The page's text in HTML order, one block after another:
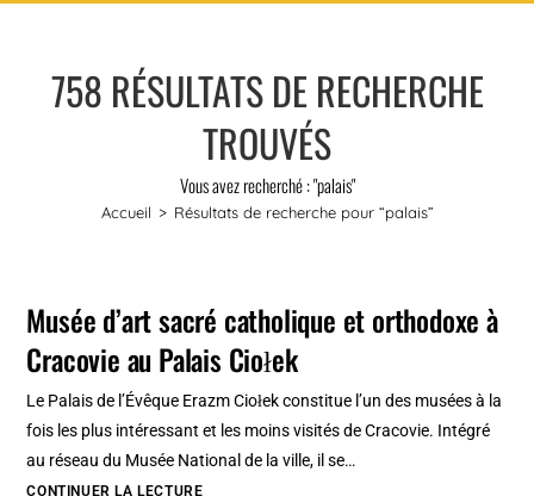
758 RÉSULTATS DE RECHERCHE
TROUVÉS
Vous avez recherché : "palais"
Accueil > Résultats de recherche pour“palais”
Musée d’art sacré catholique et orthodoxe à
Cracovie au Palais Ciołek
Le Palais de l’Évêque Erazm Ciołek constitue l’un des musées à la
fois les plus intéressant et les moins visités de Cracovie. Intégré
au réseau du Musée National de la ville, il se…
CONTINUER LA LECTUREMusée